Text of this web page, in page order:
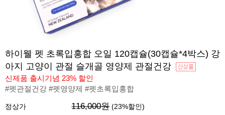
하이웰 펫 초록입홍합 오일 120캡슐(30캡슐*4박스) 강
아지 고양이 관절 슬개골 영양제 관절건강
신제품 출시기념 23% 할인
#펫관절건강 #펫영양제 #펫초록입홍합
정상가 116,000원 (23%할인)